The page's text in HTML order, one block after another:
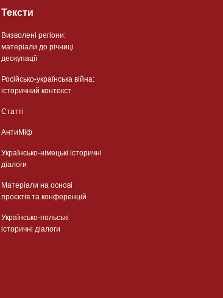
Тексти
Визволені регіони:
матеріали до річниці
деокупації
Російсько-українська війна:
історичний контекст
Статті
АнтиМіф
Українсько-німецькі історичні
діалоги
Матеріали на основі
проєктів та конференцій
Українсько-польські
історичні діалоги